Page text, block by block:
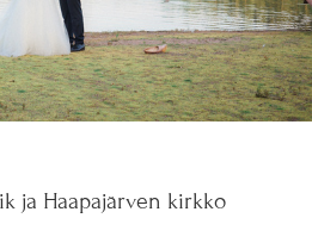
ja Haapajärven kirkko